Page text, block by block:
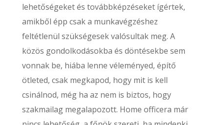
lehetőségeket és továbbképzéseket ígértek,
amikből épp csak a munkavégzéshez
feltétlenül szükségesek valósultak meg. A
közös gondolkodásokba és döntésekbe sem
vonnak be, hiába lenne véleményed, építő
ötleted, csak megkapod, hogy mit is kell
csinálnod, még ha az nem is biztos, hogy
szakmailag megalapozott. Home officera már